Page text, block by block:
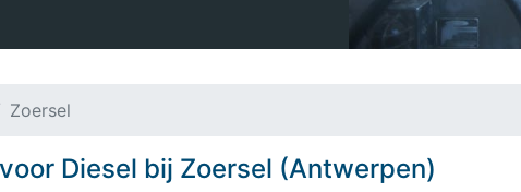
Zoersel
Diesel bij Zoersel (Antwerpen)